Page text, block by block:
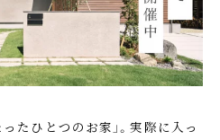
たひとつのお家」。実際に入っ